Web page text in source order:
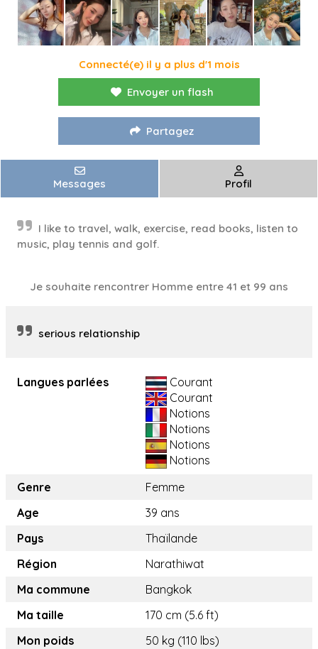
Connecté(e) il y a plus d'1 mois
Envoyer un flash
Partagez
Messages Profil
I like to travel, walk, exercise, read books, listen to
music, play tennis and golf.
Je souhaite rencontrer Homme entre 41 et 99 ans
serious relationship
Langues parlées
Courant
Courant
Notions
Notions
Notions
Notions
Genre
Femme
Age
39 ans
Pays
Thaïlande
Région
Narathiwat
Ma commune
Bangkok
Ma taille
170 cm (5.6 ft)
Mon poids
50 kg (110 lbs)